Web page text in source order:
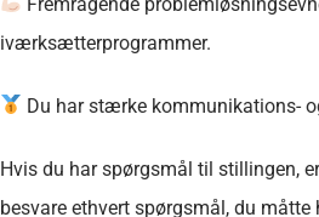
iværksætterprogrammer.
Du har stærke kommunikations-
Hvis du har spørgsmål til stillingen,
besvare ethvert spørgsmål, du måtte